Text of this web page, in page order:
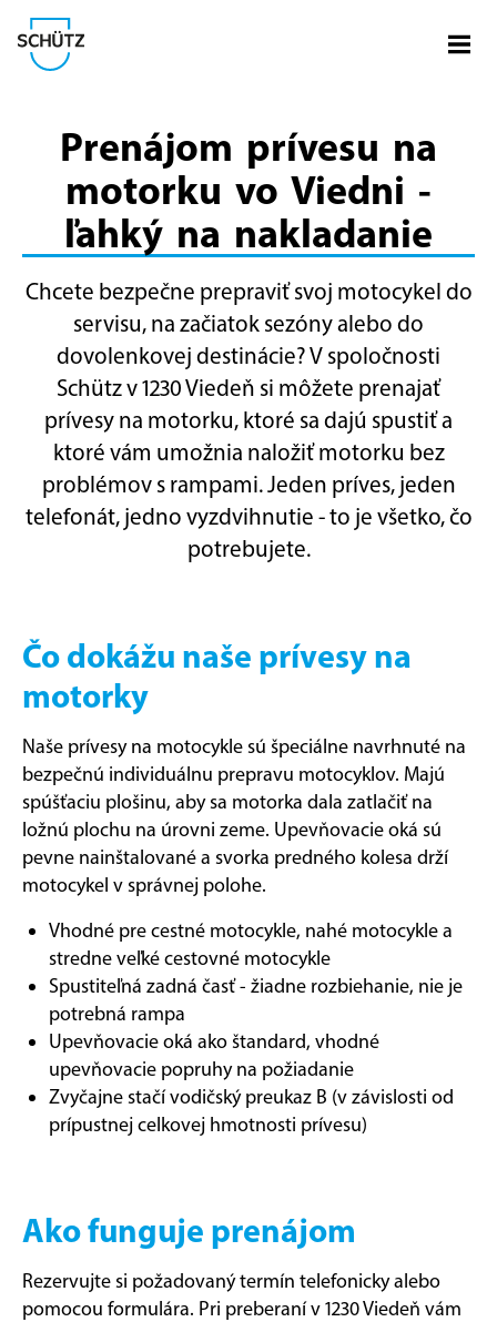
Prenájom prívesu na
motorku vo Viedni -
ľahký na nakladanie
Chcete bezpečne prepraviť svoj motocykel do
servisu, na začiatok sezóny alebo do
dovolenkovej destinácie? V spoločnosti
Schütz v 1230 Viedeň si môžete prenajať
prívesy na motorku, ktoré sa dajú spustiť a
ktoré vám umožnia naložiť motorku bez
problémov s rampami. Jeden príves, jeden
telefonát, jedno vyzdvihnutie - to je všetko, čo
potrebujete.
Čo dokážu naše prívesy na
motorky
Naše prívesy na motocykle sú špeciálne navrhnuté na
bezpečnú individuálnu prepravu motocyklov. Majú
spúšťaciu plošinu, aby sa motorka dala zatlačiť na
ložnú plochu na úrovni zeme. Upevňovacie oká sú
pevne nainštalované a svorka predného kolesa drží
motocykel v správnej polohe.
Vhodné pre cestné motocykle, nahé motocykle a
stredne veľké cestovné motocykle
Spustiteľná zadná časť - žiadne rozbiehanie, nie je
potrebná rampa
Upevňovacie oká ako štandard, vhodné
upevňovacie popruhy na požiadanie
Zvyčajne stačí vodičský preukaz B (v závislosti od
prípustnej celkovej hmotnosti prívesu)
Ako funguje prenájom
Rezervujte si požadovaný termín telefonicky alebo
pomocou formulára. Pri preberaní v 1230 Viedeň vám